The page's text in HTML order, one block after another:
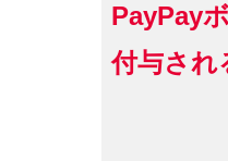
PayPay
付与され